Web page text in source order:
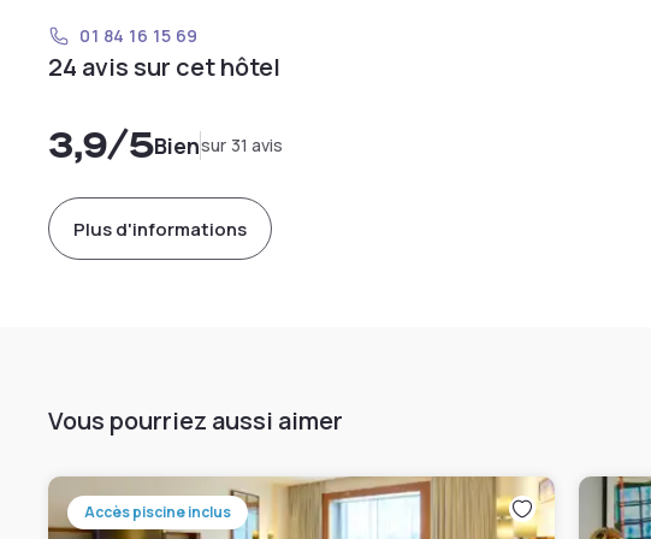
01 84 16 15 69
24 avis sur cet hôtel
3,9/5Biensur 31 avis
Plus d'informations
Vous pourriez aussi aimer
Accès piscine inclus